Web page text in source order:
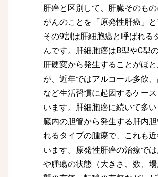
肝癌と区別して、肝臓そのも
がんのことを「原発性肝癌」と
その9割は肝細胞癌と呼ばれる
んです。肝細胞癌はB型やC型
肝硬変から発生することがほ
が、近年ではアルコール多飲
など生活習慣に起因するケー
います。肝細胞癌に続いて多
臓内の胆管から発生する肝内
れるタイプの腫瘍で、これも
います。原発性肝癌の治療で
や腫瘍の状態（大きさ、数、